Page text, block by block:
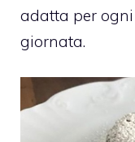
adatta per ogni
giornata.